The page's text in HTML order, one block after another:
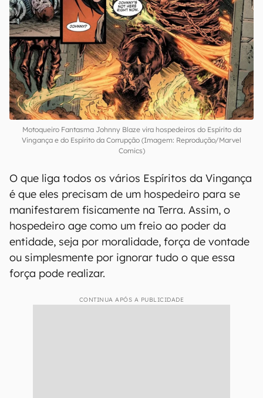
Motoqueiro Fantasma Johnny Blaze vira hospedeiros do Espírito da
Vingança e do Espírito da Corrupção (Imagem: Reprodução/Marvel
Comics)
O que liga todos os vários Espíritos da Vingança
é que eles precisam de um hospedeiro para se
manifestarem fisicamente na Terra. Assim, o
hospedeiro age como um freio ao poder da
entidade, seja por moralidade, força de vontade
ou simplesmente por ignorar tudo o que essa
força pode realizar.
CONTINUA APÓS A PUBLICIDADE